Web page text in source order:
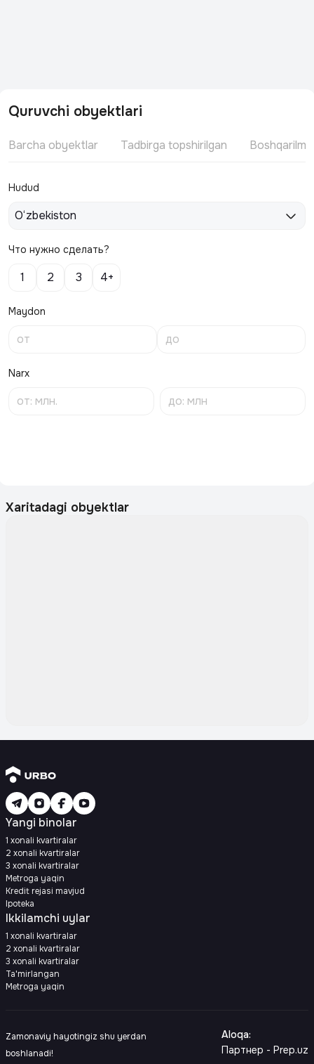
Quruvchi obyektlari
Barcha obyektlar Tadbirga topshirilgan
Hudud
O‘zbekiston
Что нужно сделать?
1 2 3 4+
Maydon
Narx
Xaritadagi obyektlar
Yangi binolar
1 xonali kvartiralar
2 xonali kvartiralar
3 xonali kvartiralar
Metroga yaqin
Kredit rejasi mavjud
Ipoteka
Ikkilamchi uylar
1 xonali kvartiralar
2 xonali kvartiralar
3 xonali kvartiralar
Ta'mirlangan
Metroga yaqin
Zamonaviy hayotingiz shu yerdan
boshlanadi!
Aloqa:
Партнер - Prep.uz